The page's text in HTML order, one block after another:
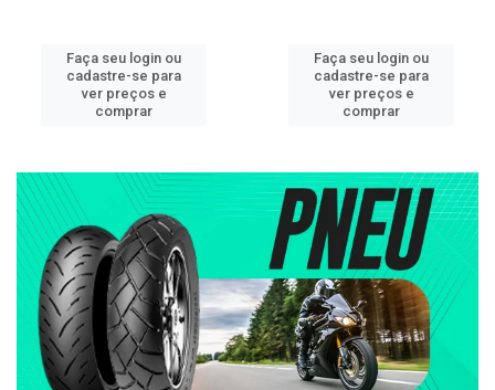
Faça seu login ou
cadastre-se para
ver preços e
comprar
Faça seu login ou
cadastre-se para
ver preços e
comprar